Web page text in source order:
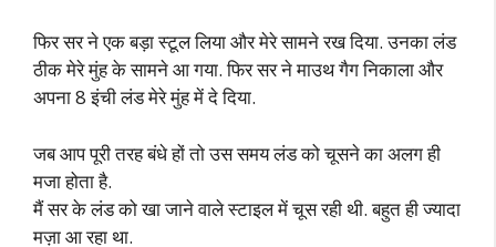
फिर सर ने एक बड़ा स्टूल लिया और मेरे सामने रख दिया. उनका लंड
ठीक मेरे मुंह के सामने आ गया. फिर सर ने माउथ गैग निकाला और
अपना 8 इंची लंड मेरे मुंह में दे दिया.
जब आप पूरी तरह बंधे हों तो उस समय लंड को चूसने का अलग ही
मजा होता है.
मैं सर के लंड को खा जाने वाले स्टाइल में चूस रही थी. बहुत ही ज्यादा
मज़ा आ रहा था.